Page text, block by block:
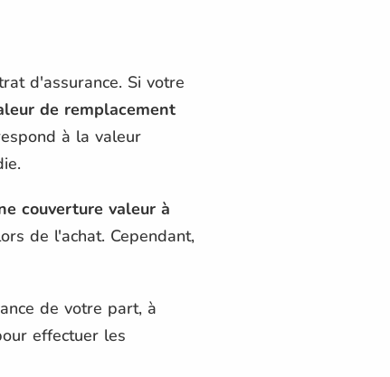
d'assurance. Si votre
de remplacement
à la valeur
couverture valeur à
de l'achat. Cependant,
de votre part, à
effectuer les